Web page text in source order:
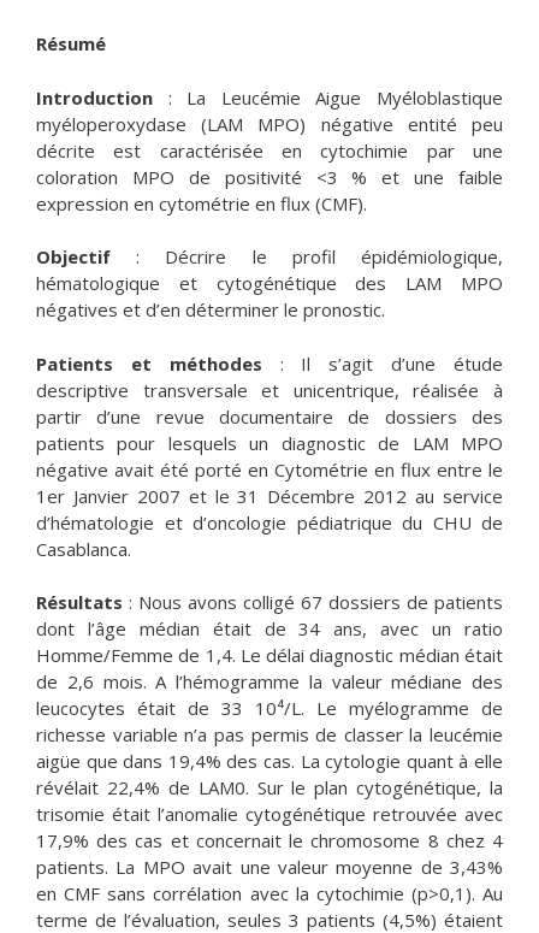
Résumé
Introduction : La Leucémie Aigue Myéloblastique
myéloperoxydase (LAM MPO) négative entité peu
décrite est caractérisée en cytochimie par une
coloration MPO de positivité <3 % et une faible
expression en cytométrie en flux (CMF).
Objectif : Décrire le profil épidémiologique,
hématologique et cytogénétique des LAM MPO
négatives et d’en déterminer le pronostic.
Patients et méthodes : Il s’agit d’une étude
descriptive transversale et unicentrique, réalisée à
partir d’une revue documentaire de dossiers des
patients pour lesquels un diagnostic de LAM MPO
négative avait été porté en Cytométrie en flux entre le
1er Janvier 2007 et le 31 Décembre 2012 au service
d’hématologie et d’oncologie pédiatrique du CHU de
Casablanca.
Résultats : Nous avons colligé 67 dossiers de patients
dont l’âge médian était de 34 ans, avec un ratio
Homme/Femme de 1,4. Le délai diagnostic médian était
de 2,6 mois. A l’hémogramme la valeur médiane des
leucocytes était de 33 10⁴/L. Le myélogramme de
richesse variable n’a pas permis de classer la leucémie
aigüe que dans 19,4% des cas. La cytologie quant à elle
révélait 22,4% de LAM0. Sur le plan cytogénétique, la
trisomie était l’anomalie cytogénétique retrouvée avec
17,9% des cas et concernait le chromosome 8 chez 4
patients. La MPO avait une valeur moyenne de 3,43%
en CMF sans corrélation avec la cytochimie (p>0,1). Au
terme de l’évaluation, seules 3 patients (4,5%) étaient